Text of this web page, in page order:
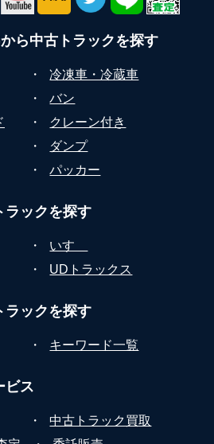
ら中古トラックを探す
・
冷凍車・冷蔵車
・
バン
・
クレーン付き
・
ダンプ
・ パッカー
ラックを探す
・
いすゞ
・ UDトラックス
ラックを探す
・ キーワード一覧
ビス
・
中古トラック買取